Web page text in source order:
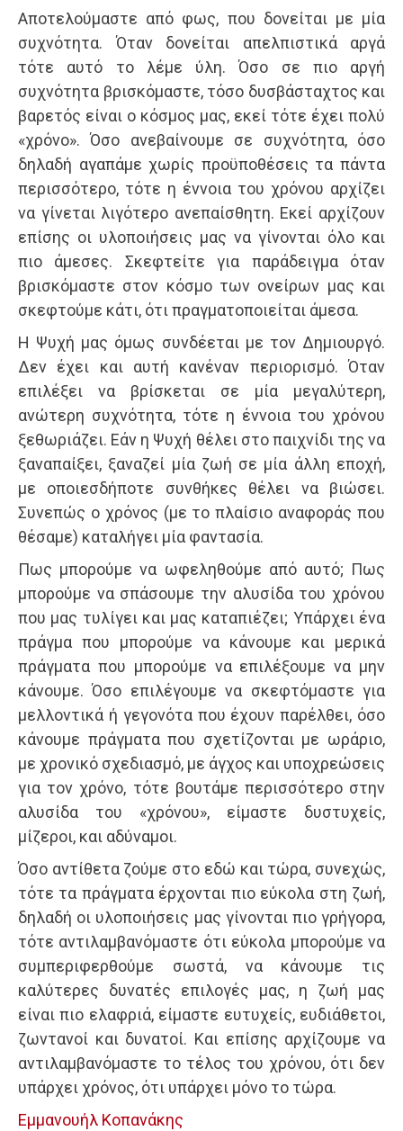
Αποτελούμαστε από φως, που δονείται με μία
συχνότητα. Όταν δονείται απελπιστικά αργά
τότε αυτό το λέμε ύλη. Όσο σε πιο αργή
συχνότητα βρισκόμαστε, τόσο δυσβάσταχτος και
βαρετός είναι ο κόσμος μας, εκεί τότε έχει πολύ
«χρόνο». Όσο ανεβαίνουμε σε συχνότητα, όσο
δηλαδή αγαπάμε χωρίς προϋποθέσεις τα πάντα
περισσότερο, τότε η έννοια του χρόνου αρχίζει
να γίνεται λιγότερο ανεπαίσθητη. Εκεί αρχίζουν
επίσης οι υλοποιήσεις μας να γίνονται όλο και
πιο άμεσες. Σκεφτείτε για παράδειγμα όταν
βρισκόμαστε στον κόσμο των ονείρων μας και
σκεφτούμε κάτι, ότι πραγματοποιείται άμεσα.
Η Ψυχή μας όμως συνδέεται με τον Δημιουργό.
Δεν έχει και αυτή κανέναν περιορισμό. Όταν
επιλέξει να βρίσκεται σε μία μεγαλύτερη,
ανώτερη συχνότητα, τότε η έννοια του χρόνου
ξεθωριάζει. Εάν η Ψυχή θέλει στο παιχνίδι της να
ξαναπαίξει, ξαναζεί μία ζωή σε μία άλλη εποχή,
με οποιεσδήποτε συνθήκες θέλει να βιώσει.
Συνεπώς ο χρόνος (με το πλαίσιο αναφοράς που
θέσαμε) καταλήγει μία φαντασία.
Πως μπορούμε να ωφεληθούμε από αυτό; Πως
μπορούμε να σπάσουμε την αλυσίδα του χρόνου
που μας τυλίγει και μας καταπιέζει; Υπάρχει ένα
πράγμα που μπορούμε να κάνουμε και μερικά
πράγματα που μπορούμε να επιλέξουμε να μην
κάνουμε. Όσο επιλέγουμε να σκεφτόμαστε για
μελλοντικά ή γεγονότα που έχουν παρέλθει, όσο
κάνουμε πράγματα που σχετίζονται με ωράριο,
με χρονικό σχεδιασμό, με άγχος και υποχρεώσεις
για τον χρόνο, τότε βουτάμε περισσότερο στην
αλυσίδα του «χρόνου», είμαστε δυστυχείς,
μίζεροι, και αδύναμοι.
Όσο αντίθετα ζούμε στο εδώ και τώρα, συνεχώς,
τότε τα πράγματα έρχονται πιο εύκολα στη ζωή,
δηλαδή οι υλοποιήσεις μας γίνονται πιο γρήγορα,
τότε αντιλαμβανόμαστε ότι εύκολα μπορούμε να
συμπεριφερθούμε σωστά, να κάνουμε τις
καλύτερες δυνατές επιλογές μας, η ζωή μας
είναι πιο ελαφριά, είμαστε ευτυχείς, ευδιάθετοι,
ζωντανοί και δυνατοί. Και επίσης αρχίζουμε να
αντιλαμβανόμαστε το τέλος του χρόνου, ότι δεν
υπάρχει χρόνος, ότι υπάρχει μόνο το τώρα.
Εμμανουήλ Κοπανάκης